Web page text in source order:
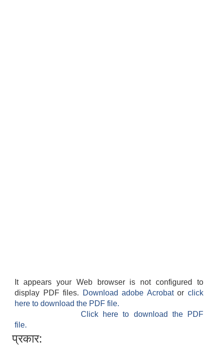
It appears your Web browser is not configured to
display PDF files.
Download adobe Acrobatorclick
here to download the PDF file.
Click here to download the PDF
file.
प्रकार: